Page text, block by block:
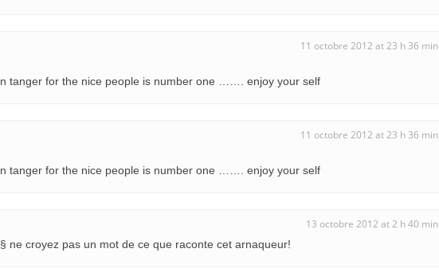
11 octobre 2012 at 23 h 36 min
tanger for the nice people is number one ……. enjoy your self
11 octobre 2012 at 23 h 36 min
tanger for the nice people is number one ……. enjoy your self
13 octobre 2012 at 2 h 40 min
ne croyez pas un mot de ce que raconte cet arnaqueur!